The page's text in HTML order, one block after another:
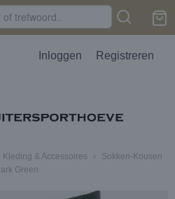
Inloggen Registreren
Kleding & Accessoires ›
Sokken-Kousen
Green